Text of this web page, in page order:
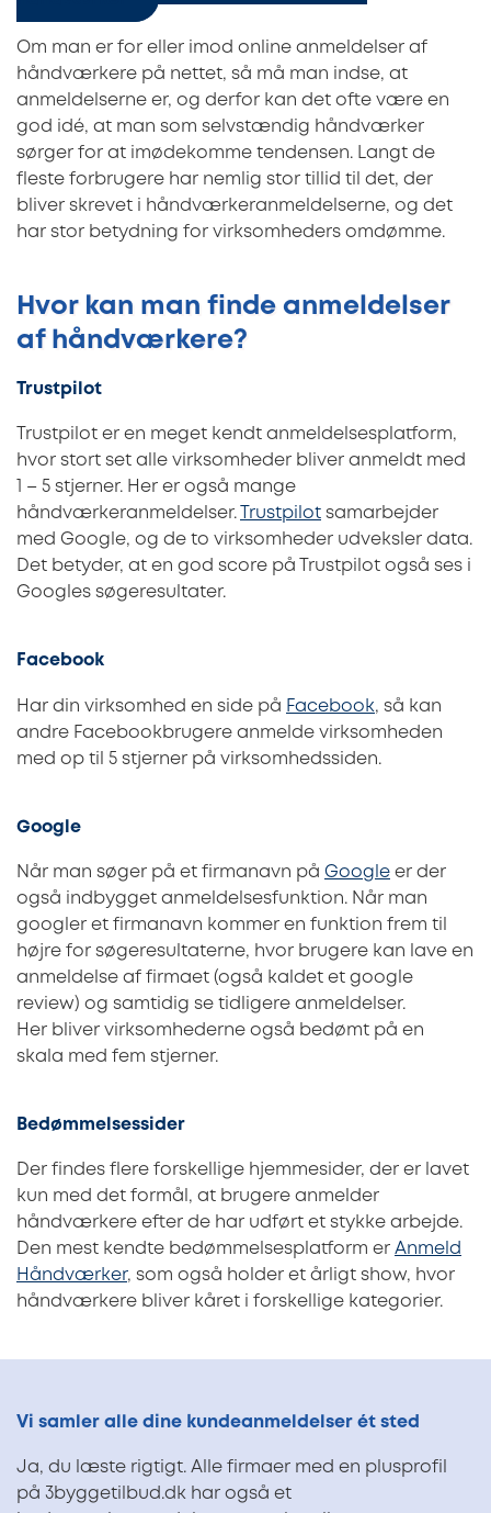
Om man er for eller imod online anmeldelser af
håndværkere på nettet, så må man indse, at
anmeldelserne er, og derfor kan det ofte være en
god idé, at man som selvstændig håndværker
sørger for at imødekomme tendensen. Langt de
fleste forbrugere har nemlig stor tillid til det, der
bliver skrevet i håndværkeranmeldelserne, og det
har stor betydning for virksomheders omdømme.
Hvor kan man finde anmeldelser
af håndværkere?
Trustpilot
Trustpilot er en meget kendt anmeldelsesplatform,
hvor stort set alle virksomheder bliver anmeldt med
1 – 5 stjerner. Her er også mange
håndværkeranmeldelser.
Trustpilot samarbejder
med Google, og de to virksomheder udveksler data.
Det betyder, at en god score på Trustpilot også ses i
Googles søgeresultater.
Facebook
Har din virksomhed en side på Facebook, så kan
andre Facebookbrugere anmelde virksomheden
med op til 5 stjerner på virksomhedssiden.
Google
Når man søger på et firmanavn på Google er der
også indbygget anmeldelsesfunktion. Når man
googler et firmanavn kommer en funktion frem til
højre for søgeresultaterne, hvor brugere kan lave en
anmeldelse af firmaet (også kaldet et google
review) og samtidig se tidligere anmeldelser.
Her bliver virksomhederne også bedømt på en
skala med fem stjerner.
Bedømmelsessider
Der findes flere forskellige hjemmesider, der er lavet
kun med det formål, at brugere anmelder
håndværkere efter de har udført et stykke arbejde.
Den mest kendte bedømmelsesplatform er Anmeld
Håndværker, som også holder et årligt show, hvor
håndværkere bliver kåret i forskellige kategorier.
Vi samler alle dine kundeanmeldelser ét sted
Ja, du læste rigtigt. Alle firmaer med en plusprofil
på 3byggetilbud.dk har også et